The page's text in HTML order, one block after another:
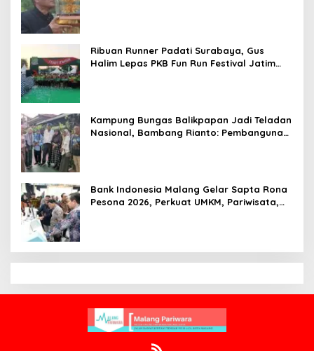
Ribuan Runner Padati Surabaya, Gus
Halim Lepas PKB Fun Run Festival Jatim
Kampung Bungas Balikpapan Jadi Teladan
Nasional, Bambang Rianto: Pembangunan
Bank Indonesia Malang Gelar Sapta Rona
Pesona 2026, Perkuat UMKM, Pariwisata,